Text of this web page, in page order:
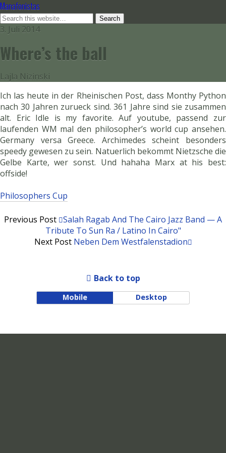
Manafonistas
3. Juli 2014
Where’s the ball
Lajla Nizinski
Ich las heute in der Rheinischen Post, dass Monthy Python
nach 30 Jahren zurueck sind. 361 Jahre sind sie zusammen
alt. Eric Idle is my favorite. Auf youtube, passend zur
laufenden WM mal den philosopher’s world cup ansehen.
Germany versa Greece. Archimedes scheint besonders
speedy gewesen zu sein. Natuerlich bekommt Nietzsche die
Gelbe Karte, wer sonst. Und hahaha Marx at his best:
offside!
Philosophers Cup
Previous Post Salah Ragab And The Cairo Jazz Band — A
Tribute To Sun Ra / Latino In Cairo"
Next Post Neben Dem Westfalenstadion
Back to top
Mobile Desktop